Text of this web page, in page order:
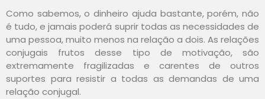
Como sabemos, o dinheiro ajuda bastante, porém, não
é tudo, e jamais poderá suprir todas as necessidades de
uma pessoa, muito menos na relação a dois. As relações
conjugais frutos desse tipo de motivação, são
extremamente fragilizadas e carentes de outros
suportes para resistir a todas as demandas de uma
relação conjugal.